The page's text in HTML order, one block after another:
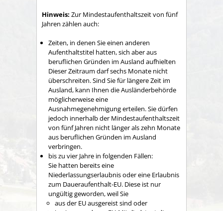
Hinweis: Zur Mindestaufenthaltszeit von fünf
Jahren zählen auch:
Zeiten, in denen Sie einen anderen
Aufenthaltstitel hatten, sich aber aus
beruflichen Gründen im Ausland aufhielten
Dieser Zeitraum darf sechs Monate nicht
überschreiten. Sind Sie für längere Zeit im
Ausland, kann Ihnen die Ausländerbehörde
möglicherweise eine
Ausnahmegenehmigung erteilen. Sie dürfen
jedoch innerhalb der Mindestaufenthaltszeit
von fünf Jahren nicht länger als zehn Monate
aus beruflichen Gründen im Ausland
verbringen.
bis zu vier Jahre in folgenden Fällen:
Sie hatten bereits eine
Niederlassungserlaubnis oder eine Erlaubnis
zum Daueraufenthalt-EU. Diese ist nur
ungültig geworden, weil Sie
aus der EU ausgereist sind oder